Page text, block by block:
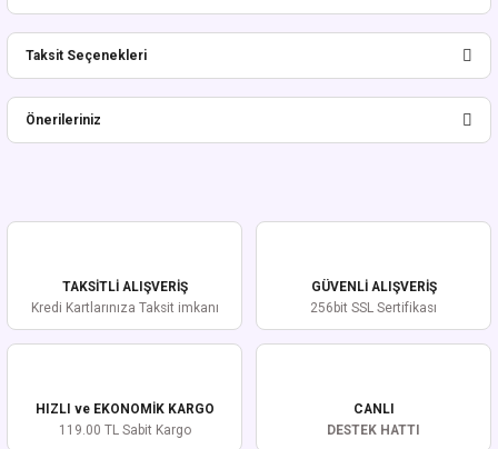
Bu ürüne ilk yorumu siz yapın!
Taksit Seçenekleri
Önerileriniz
Ürün resmi kalitesiz, bozuk veya görüntülenemiyor.
Ürün fiyatı diğer sitelerden daha pahalı.
Bu ürüne benzer farklı alternatifler olmalı.
TAKSİTLİ ALIŞVERİŞ
Kredi Kartlarınıza Taksit imkanı
GÜVENLİ ALIŞVERİŞ
256bit SSL Sertifikası
HIZLI ve EKONOMİK KARGO
119.00 TL Sabit Kargo
CANLI
DESTEK HATTI